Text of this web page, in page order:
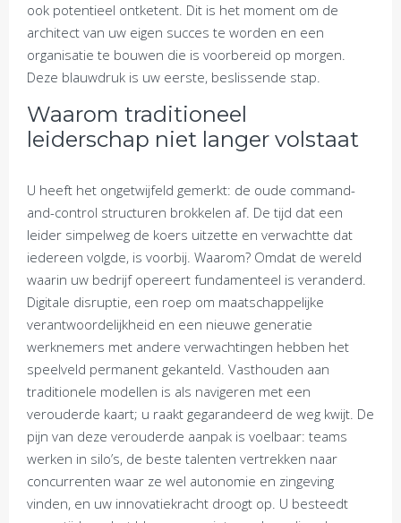
ook potentieel ontketent. Dit is het moment om de
architect van uw eigen succes te worden en een
organisatie te bouwen die is voorbereid op morgen.
Deze blauwdruk is uw eerste, beslissende stap.
Waarom traditioneel
leiderschap niet langer volstaat
U heeft het ongetwijfeld gemerkt: de oude command-
and-control structuren brokkelen af. De tijd dat een
leider simpelweg de koers uitzette en verwachtte dat
iedereen volgde, is voorbij. Waarom? Omdat de wereld
waarin uw bedrijf opereert fundamenteel is veranderd.
Digitale disruptie, een roep om maatschappelijke
verantwoordelijkheid en een nieuwe generatie
werknemers met andere verwachtingen hebben het
speelveld permanent gekanteld. Vasthouden aan
traditionele modellen is als navigeren met een
verouderde kaart; u raakt gegarandeerd de weg kwijt. De
pijn van deze verouderde aanpak is voelbaar: teams
werken in silo’s, de beste talenten vertrekken naar
concurrenten waar ze wel autonomie en zingeving
vinden, en uw innovatiekracht droogt op. U besteedt